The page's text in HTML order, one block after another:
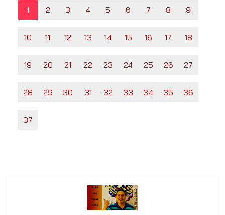
1 2 3 4 5 6 7 8 9
10 11 12 13 14 15 16 17 18
19 20 21 22 23 24 25 26 27
28 29 30 31 32 33 34 35 36
37